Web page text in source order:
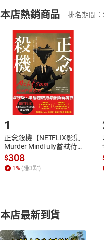
(二)消費者訂購本店
且已下載/存取電子書，
退貨方式：您欲取消訂
貨」，本店鋪將依您的
請注意，樂天市場須以
挑選商品
Choose
購書後，如何開始
Step1.選擇閱讀
本店熱銷商品 排名期間
1
正念殺機【NETFLIX影集
Murder Mindfully蓄弒待
發】【電子書】
$308
1 % (賺3點)
本店最新到貨